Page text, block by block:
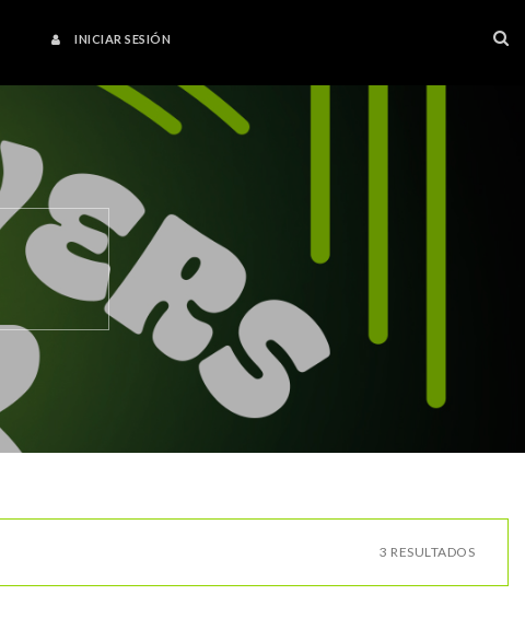
INICIAR SESIÓN
3 RESULTADOS